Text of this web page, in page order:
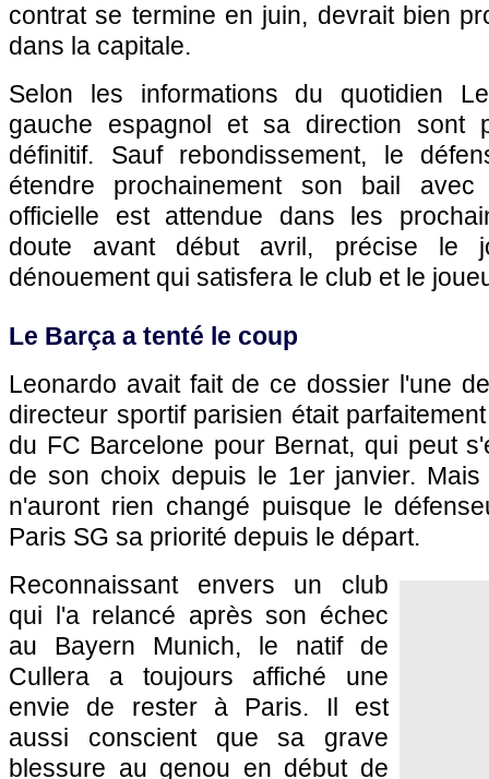
contrat se termine en juin, devrait bien
dans la capitale.
Selon les informations du quotidien
gauche espagnol et sa direction sont
définitif. Sauf rebondissement, le
étendre prochainement son bail
officielle est attendue dans les
doute avant début avril, précise le
dénouement qui satisfera le club et le
Le Barça a tenté le coup
Leonardo avait fait de ce dossier l'une
directeur sportif parisien était
du FC Barcelone pour Bernat, qui peut
de son choix depuis le 1er janvier.
n'auront rien changé puisque le
Paris SG sa priorité depuis le départ.
Reconnaissant envers un club
qui l'a relancé après son échec
au Bayern Munich, le natif de
Cullera a toujours affiché une
envie de rester à Paris. Il est
aussi conscient que sa grave
blessure au genou en début de